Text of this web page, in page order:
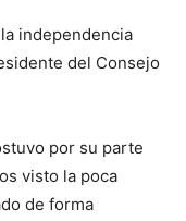
independencia
del Consejo
por su parte
visto la poca
de forma